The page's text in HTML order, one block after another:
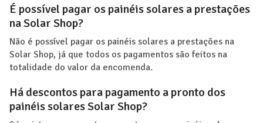
É possível pagar os painéis solares a prestações
na Solar Shop?
Não é possível pagar os painéis solares a prestações na
Solar Shop, já que todos os pagamentos são feitos na
totalidade do valor da encomenda.
Há descontos para pagamento a pronto dos
painéis solares Solar Shop?